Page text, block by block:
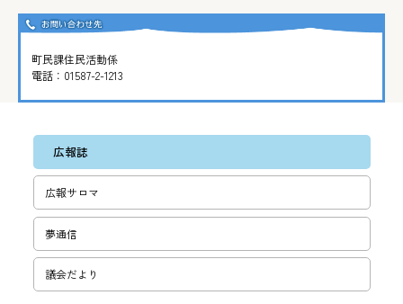
町民課住民活動係
電話： 01587-2-1213
広報誌
広報サロマ
夢通信
議会だより